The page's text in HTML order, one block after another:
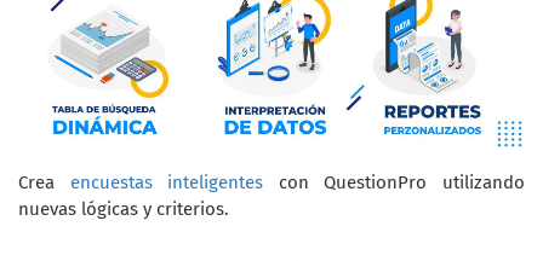
Crea encuestas inteligentes con QuestionPro utilizando
nuevas lógicas y criterios.